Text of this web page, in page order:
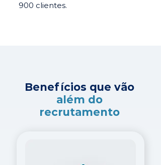
900 clientes.
Benefícios que vão
além do
recrutamento